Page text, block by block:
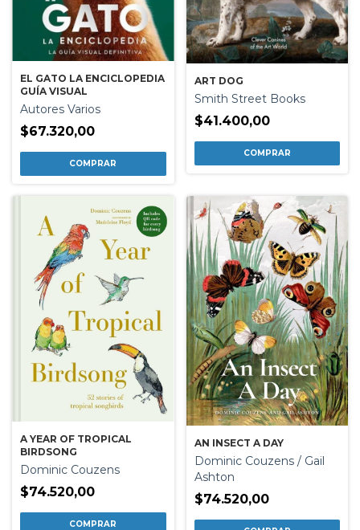
EL GATO LA ENCICLOPEDIA
GUÍA VISUAL
Autores Varios
$67.320,00
ART DOG
Smith Street Books
$41.400,00
A YEAR OF TROPICAL
BIRDSONG
Dominic Couzens
$74.520,00
AN INSECT A DAY
Dominic Couzens / Gail
Ashton
$74.520,00